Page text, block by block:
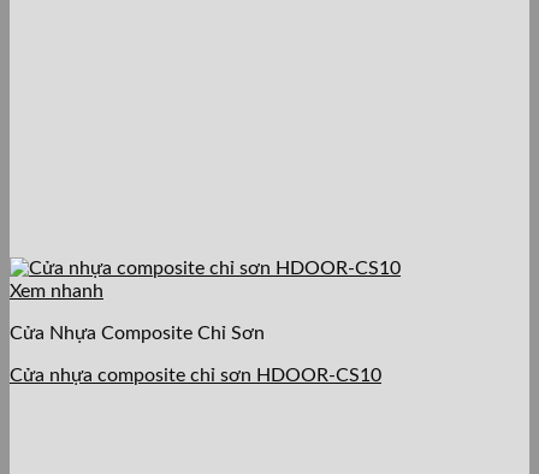
Xem nhanh
Cửa Nhựa Composite Chỉ Sơn
Cửa nhựa composite chỉ sơn HDOOR-CS10